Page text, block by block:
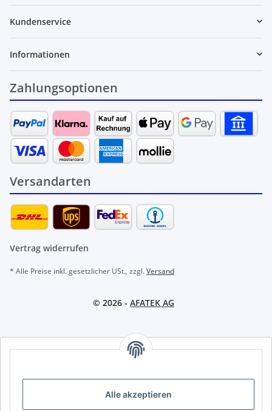
Alle akzeptieren
Kundenservice
Informationen
Zahlungsoptionen
Versandarten
Vertrag widerrufen
* Alle Preise inkl. gesetzlicher USt., zzgl.Versand
© 2026 - AFATEK AG
AFATEK INTERNATIONAL – SELECT REGION & LANGUAGE |
AT CH (DE)